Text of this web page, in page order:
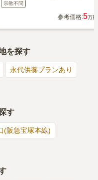
宗教不問
参考価格:5万円
を探す
永代供養プランあり
す
(阪急宝塚本線)